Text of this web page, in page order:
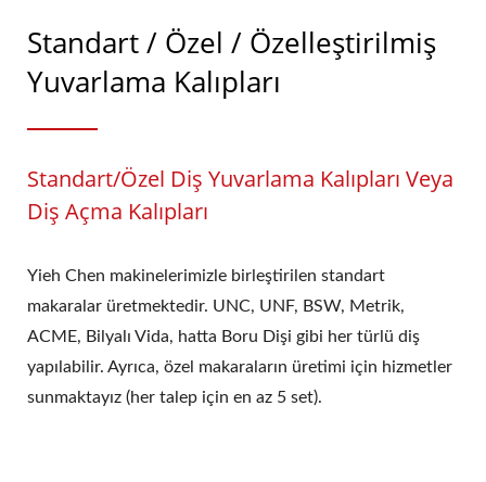
Standart / Özel / Özelleştirilmiş
Yuvarlama Kalıpları
Standart/Özel Diş Yuvarlama Kalıpları Veya
Diş Açma Kalıpları
Yieh Chen makinelerimizle birleştirilen standart
makaralar üretmektedir. UNC, UNF, BSW, Metrik,
ACME, Bilyalı Vida, hatta Boru Dişi gibi her türlü diş
yapılabilir. Ayrıca, özel makaraların üretimi için hizmetler
sunmaktayız (her talep için en az 5 set).